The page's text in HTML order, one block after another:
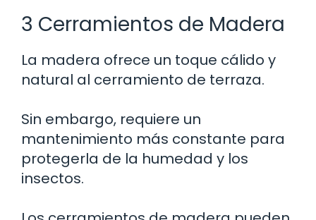
3 Cerramientos de Madera
La madera ofrece un toque cálido y
natural al cerramiento de terraza.
Sin embargo, requiere un
mantenimiento más constante para
protegerla de la humedad y los
insectos.